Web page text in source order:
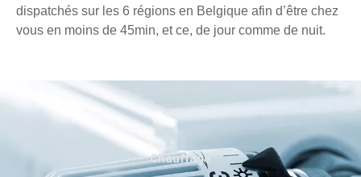
dispatchés sur les 6 régions en Belgique afin d’être chez
vous en moins de 45min, et ce, de jour comme de nuit.
Chauffage